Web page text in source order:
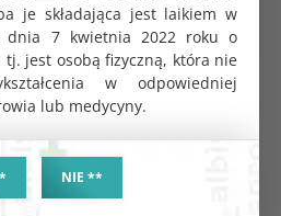
je składająca jest laikiem w
dnia 7 kwietnia 2022 roku o
jest osobą fizyczną, która nie
w odpowiedniej
lub medycyny.
NIE **CHĘTNIE KUPOWANE